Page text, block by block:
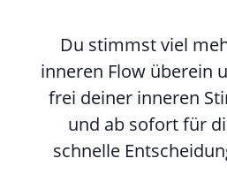
Du stimmst viel
inneren Flow überein
frei deiner inneren
und ab sofort für
schnelle